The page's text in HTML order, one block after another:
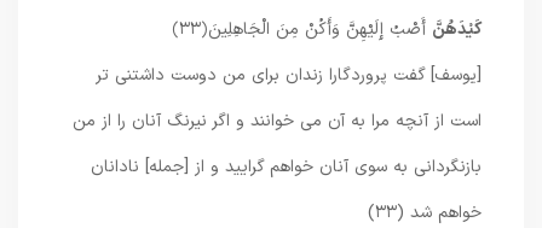
كَيْدَهُنَّ أَصْبُ إِلَيْهِنَّ وَأَكُنْ مِنَ الْجَاهِلِينَ﴿۳۳﴾
[يوسف] گفت پروردگارا زندان براى من دوست‏ داشتنى‏ تر
است از آنچه مرا به آن مى‏ خوانند و اگر نيرنگ آنان را از من
بازنگردانى به سوى آنان خواهم گراييد و از [جمله] نادانان
خواهم شد (۳۳)